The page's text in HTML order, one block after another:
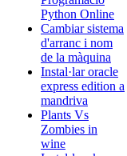
Python Online
Cambiar sistema
d'arranc i nom
de la màquina
Instal·lar oracle
express edition a
mandriva
Plants Vs
Zombies in
wine